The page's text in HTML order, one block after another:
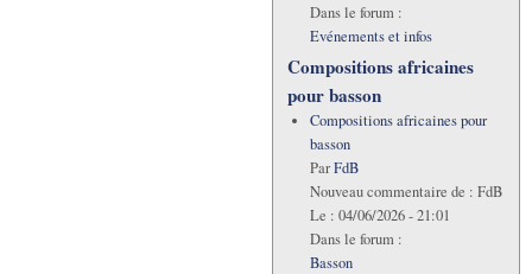
Dans le forum :
Evénements et infos
Compositions africaines
pour basson
Compositions africaines pour
basson
ParFdB
Nouveau commentaire de : FdB
Le : 04/06/2026 - 21:01
Dans le forum :
Basson